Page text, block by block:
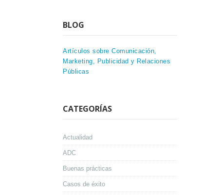
BLOG
Artículos sobre Comunicación,
Marketing, Publicidad y Relaciones
Públicas
CATEGORÍAS
Actualidad
ADC
Buenas prácticas
Casos de éxito